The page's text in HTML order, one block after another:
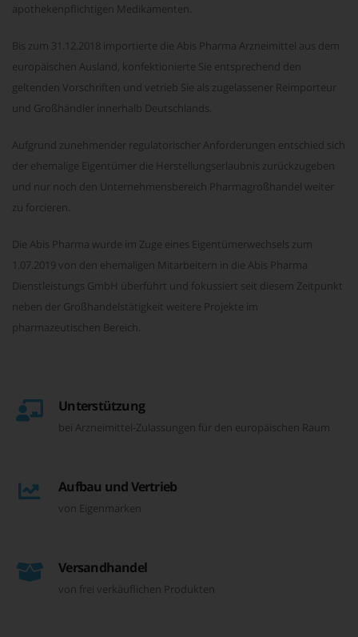
apothekenpflichtigen Medikamenten.
Bis zum 31.12.2018 importierte die Abis Pharma Arzneimittel aus dem
europäischen Ausland, konfektionierte Sie entsprechend den
geltenden Vorschriften und vetrieb Sie als zugelassener Reimporteur
und Großhändler innerhalb Deutschlands.
Aufgrund zunehmender regulatorischer Anforderungen entschied sich
der ehemalige Eigentümer die Herstellungserlaubnis zurückzugeben
und nur noch den Unternehmensbereich Pharmagroßhandel weiter
zu forcieren.
Die Abis Pharma wurde im Zuge eines Eigentümerwechsels zum
1.07.2019 von den ehemaligen Mitarbeitern in die Abis Pharma
Dienstleistungs GmbH überführt und fokussiert seit diesem Zeitpunkt
neben der Großhandelstätigkeit weitere Projekte im
pharmazeutischen Bereich.
Unterstützung
bei Arzneimittel-Zulassungen für den europäischen Raum
Aufbau und Vertrieb
von Eigenmarken
Versandhandel
von frei verkäuflichen Produkten